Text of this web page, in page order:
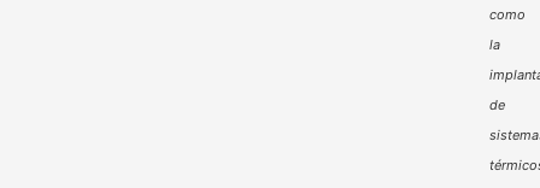
como
la
de